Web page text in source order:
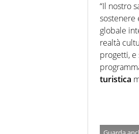
“Il nostro
sostenere
globale
realtà
progetti,
turistica